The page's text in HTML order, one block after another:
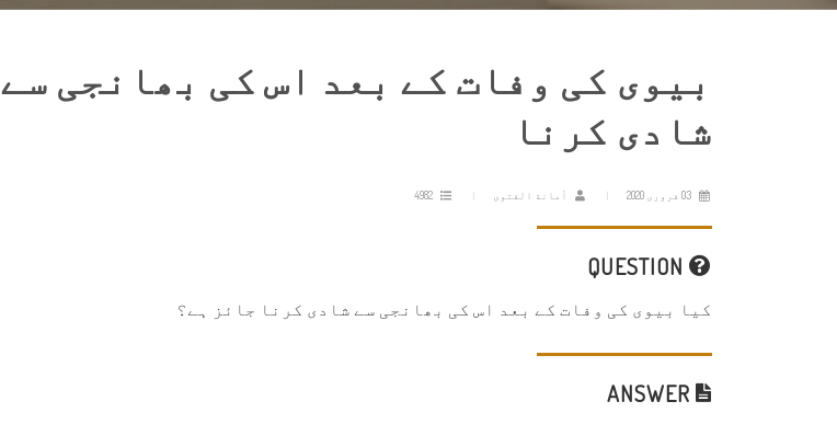
بیوی کی وفات کے بعد اس کی بھانجی سے
شادی کرنا
أمانة الفتوى
کیا بیوی کی وفات کے بعد اس کی بھانجی سے شادی کرنا جائز ہے؟